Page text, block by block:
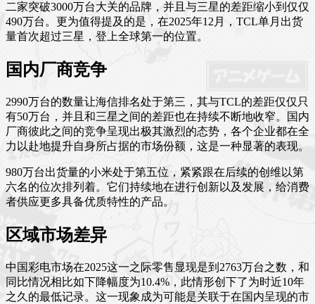
二家突破3000万台大关的品牌，并且与三星的差距缩小到仅仅
490万台。更为值得提及的是，在2025年12月，TCL单月出货
量首次超过三星，登上全球第一的位置。
国内厂商竞争
2990万台的数量让海信排名处于第三，其与TCL的差距仅仅只
有50万台，并且和三星之间的差距也在持续不断地收窄。国内
厂商彼此之间的竞争呈现出极其激烈的态势，各个企业都在全
力以赴地提升自身所占据的市场份额，这是一种显著的表现。
980万台出货量的小米处于第五位，紧紧跟在后续的创维以第
六名的位次排列着。它们持续地在进行创新以及发展，给消费
者供应更多具备优质特性的产品。
区域市场差异
中国彩电市场在2025这一之际零售显现是到2763万台之数，和
同比情况相比如下降幅度为10.4%，此情形创下了为时近10年
之久的最低记录。这一现象成为可能是关联于在国内呈现的市